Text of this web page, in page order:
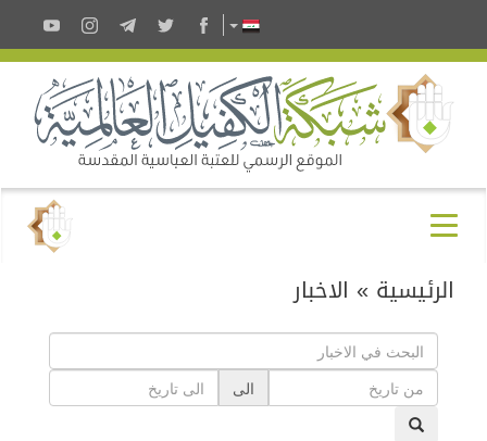
الرئيسية » الاخبار
الى